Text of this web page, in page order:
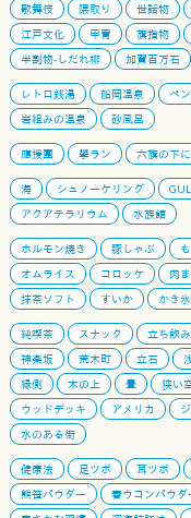
歌舞伎 隈取り 世話物
江戸文化
甲冑 旗指物
半割物-しだれ柳
加賀百万石
レトロ銭湯 船岡温泉 ペ
岩組みの温泉
砂風呂
應援團 學ラン 六旗の下に
海 シュノーケリング
アクアテラリウム
水族館
ホルモン焼き 豚しゃぶ
オムライス
コロッケ 肉
抹茶ソフト
すいか かき氷
純喫茶 スナック 立ち飲み
神楽坂
荒木町 立石
縁側
木の上 畳 狭い
ウッドデッキ
アメリカ
水のある街
健康法 足ツボ 耳ツボ
熊笹パウダー
春ウコンパウダ